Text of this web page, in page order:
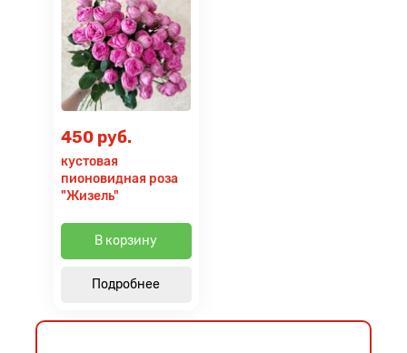
450 руб.
кустовая
пионовидная роза
"Жизель"
В корзину
Подробнее